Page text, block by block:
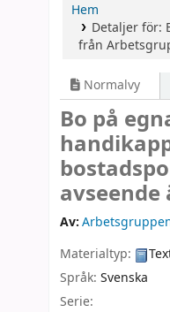
Hem
Detaljer för:
från
Normalvy
Bo på
Av:
Materialtyp:
Språk: Svenska
Serie: